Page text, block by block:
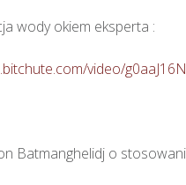
wody okiem eksperta :
video/
Batmanghelidj o